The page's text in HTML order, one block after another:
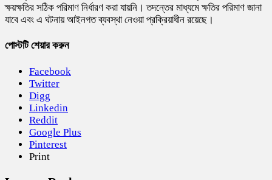
ক্ষয়ক্ষতির সঠিক পরিমাণ নির্ধারণ করা যায়নি। তদন্তের মাধ্যমে ক্ষতির পরিমাণ জানা
যাবে এবং এ ঘটনায় আইনগত ব্যবস্থা নেওয়া প্রক্রিয়াধীন রয়েছে।
পোস্টটি শেয়ার করুন
Facebook
Twitter
Digg
Linkedin
Reddit
Google Plus
Pinterest
Print